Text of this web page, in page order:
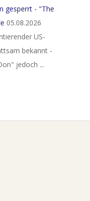
gesperrt - "The
05.08.2026
US-
bekannt -
jedoch ...